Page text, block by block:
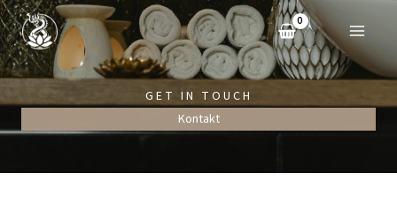
Zum
Inhalt
springen
GET IN TOUCH
Kontakt